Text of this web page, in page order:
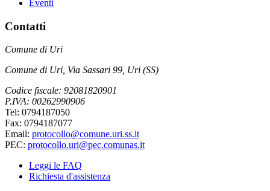
Eventi
Contatti
Comune di Uri
Comune di Uri, Via Sassari 99, Uri (SS)
Codice fiscale: 92081820901
P.IVA: 00262990906
Tel: 0794187050
Fax: 0794187077
Email: protocollo@comune.uri.ss.it
PEC: protocollo.uri@pec.comunas.it
Leggi le FAQ
Richiesta d'assistenza